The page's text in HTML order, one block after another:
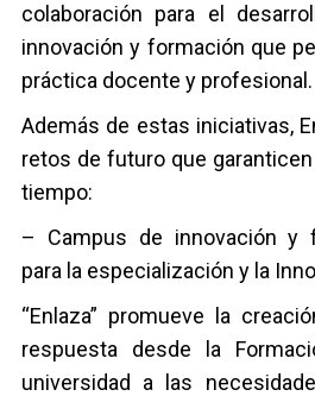
colaboración para el
innovación y formación que
práctica docente y profesional.
Además de estas iniciativas,
retos de futuro que
tiempo:
– Campus de innovación y
para la especialización y la
“Enlaza” promueve la
respuesta desde la
universidad a las